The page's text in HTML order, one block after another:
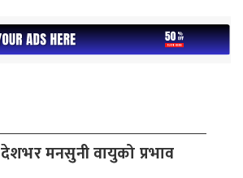
देशभर मनसुनी वायुको प्रभाव